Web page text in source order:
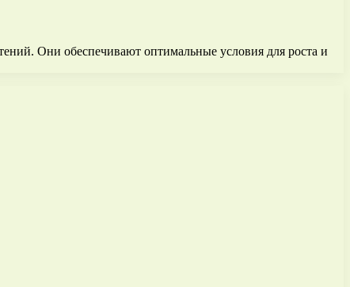
Они обеспечивают оптимальные условия для роста и